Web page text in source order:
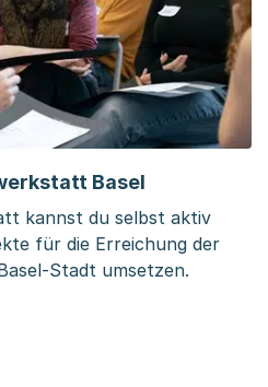
Basel
kannst du selbst aktiv
für die Erreichung der
Stadt umsetzen.
Zukunftswerkstatt Basel